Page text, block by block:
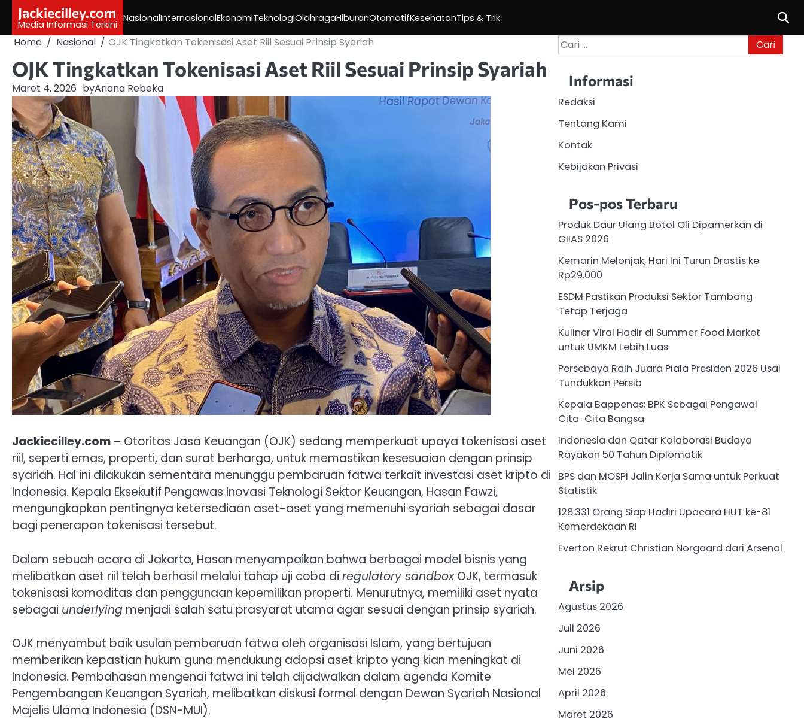
content
Jackiecilley.com
Media Informasi Terkini
NasionalInternasionalEkonomiTeknologiOlahragaHiburanOtomotifKesehatanTips & Trik
Home Nasional OJK Tingkatkan Tokenisasi Aset Riil Sesuai Prinsip Syariah
OJK Tingkatkan Tokenisasi Aset Riil Sesuai Prinsip Syariah
Maret 4, 2026 byAriana Rebeka
Jackiecilley.com – Otoritas Jasa Keuangan (OJK) sedang memperkuat upaya tokenisasi aset
riil, seperti emas, properti, dan surat berharga, untuk memastikan kesesuaian dengan prinsip
syariah. Hal ini dilakukan sementara menunggu pembaruan fatwa terkait investasi aset kripto di
Indonesia. Kepala Eksekutif Pengawas Inovasi Teknologi Sektor Keuangan, Hasan Fawzi,
mengungkapkan pentingnya ketersediaan aset-aset yang memenuhi syariah sebagai dasar
bagi penerapan tokenisasi tersebut.
Dalam sebuah acara di Jakarta, Hasan menyampaikan bahwa berbagai model bisnis yang
melibatkan aset riil telah berhasil melalui tahap uji coba di regulatory sandboxOJK, termasuk
tokenisasi komoditas dan penggunaan kepemilikan properti. Menurutnya, memiliki aset nyata
sebagai underlying menjadi salah satu prasyarat utama agar sesuai dengan prinsip syariah.
OJK menyambut baik usulan pembaruan fatwa oleh organisasi Islam, yang bertujuan
memberikan kepastian hukum guna mendukung adopsi aset kripto yang kian meningkat di
Indonesia. Pembahasan mengenai fatwa ini telah dijadwalkan dalam agenda Komite
Pengembangan Keuangan Syariah, melibatkan diskusi formal dengan Dewan Syariah Nasional
Majelis Ulama Indonesia (DSN-MUI).
Cari
untuk:
Informasi
Redaksi
Tentang Kami
Kontak
Kebijakan Privasi
Pos-pos Terbaru
Produk Daur Ulang Botol Oli Dipamerkan di
GIIAS 2026
Kemarin Melonjak, Hari Ini Turun Drastis ke
Rp29.000
ESDM Pastikan Produksi Sektor Tambang
Tetap Terjaga
Kuliner Viral Hadir di Summer Food Market
untuk UMKM Lebih Luas
Persebaya Raih Juara Piala Presiden 2026 Usai
Tundukkan Persib
Kepala Bappenas: BPK Sebagai Pengawal
Cita-Cita Bangsa
Indonesia dan Qatar Kolaborasi Budaya
Rayakan 50 Tahun Diplomatik
BPS dan MOSPI Jalin Kerja Sama untuk Perkuat
Statistik
128.331 Orang Siap Hadiri Upacara HUT ke-81
Kemerdekaan RI
Everton Rekrut Christian Norgaard dari Arsenal
Arsip
Agustus 2026
Juli 2026
Juni 2026
Mei 2026
April 2026
Maret 2026